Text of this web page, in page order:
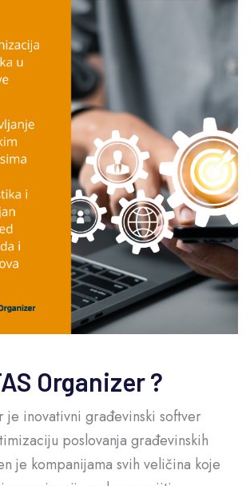
Organizer ?
je inovativni građevinski softver
poslovanja građevinskih
je kompanijama svih veličina koje